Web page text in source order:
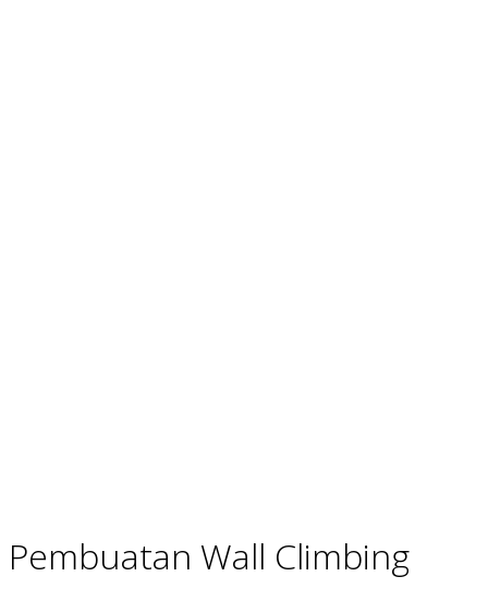
Pembuatan Wall Climbing